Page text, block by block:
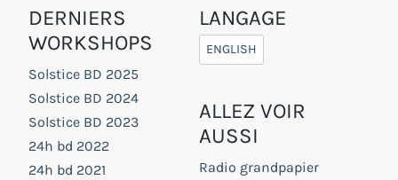
DERNIERS
WORKSHOPS
Solstice BD 2025
Solstice BD 2024
Solstice BD 2023
24h bd 2022
24h bd 2021
LANGAGE
ENGLISH
ALLEZ VOIR
AUSSI
Radio grandpapier